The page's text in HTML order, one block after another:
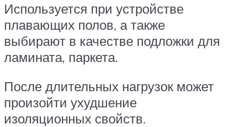
Используется при устройстве
плавающих полов, а также
выбирают в качестве подложки для
ламината, паркета.
После длительных нагрузок может
произойти ухудшение
изоляционных свойств.